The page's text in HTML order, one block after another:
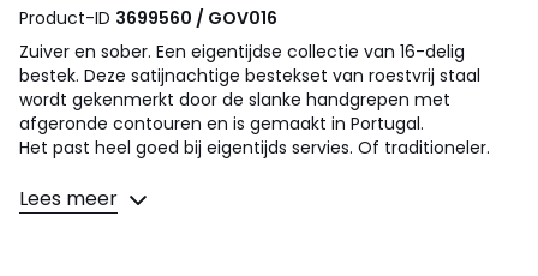
Product-ID 3699560 / GOV016
Zuiver en sober. Een eigentijdse collectie van 16-delig
bestek. Deze satijnachtige bestekset van roestvrij staal
wordt gekenmerkt door de slanke handgrepen met
afgeronde contouren en is gemaakt in Portugal.
Het past heel goed bij eigentijds servies. Of traditioneler.
Omschrijving
• Roestvrij staal met satijnglans
Lees meer